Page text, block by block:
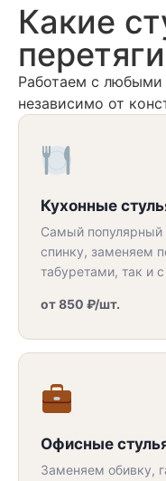
Какие
Работаем с
независимо от
Кухонные
Самый популярный
спинку, заменяем
табуретами, так и
от 850 ₽/шт.
Офисные
Заменяем обивку,